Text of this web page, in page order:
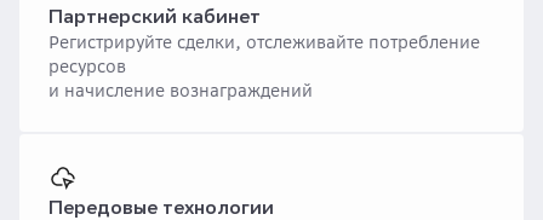
Партнерский кабинет
Регистрируйте сделки, отслеживайте потребление
ресурсов
и начисление вознаграждений
Передовые технологии